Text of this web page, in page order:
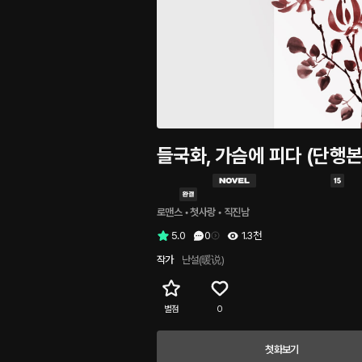
들국화, 가슴에 피다 (단행
로맨스 • 첫사랑 • 직진남
5.0
0
1.3천
작가
난설(暖说)
별점 0
첫화보기